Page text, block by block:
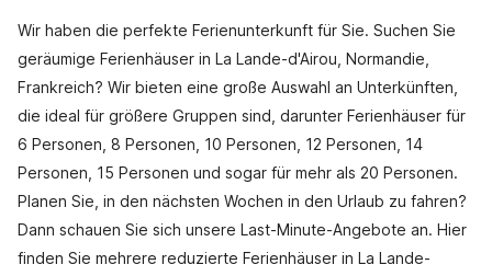
Wir haben die perfekte Ferienunterkunft für Sie. Suchen Sie
geräumige Ferienhäuser in La Lande-d'Airou, Normandie,
Frankreich? Wir bieten eine große Auswahl an Unterkünften,
die ideal für größere Gruppen sind, darunter Ferienhäuser für
6 Personen, 8 Personen, 10 Personen, 12 Personen, 14
Personen, 15 Personen und sogar für mehr als 20 Personen.
Planen Sie, in den nächsten Wochen in den Urlaub zu fahren?
Dann schauen Sie sich unsere Last-Minute-Angebote an. Hier
finden Sie mehrere reduzierte Ferienhäuser in La Lande-